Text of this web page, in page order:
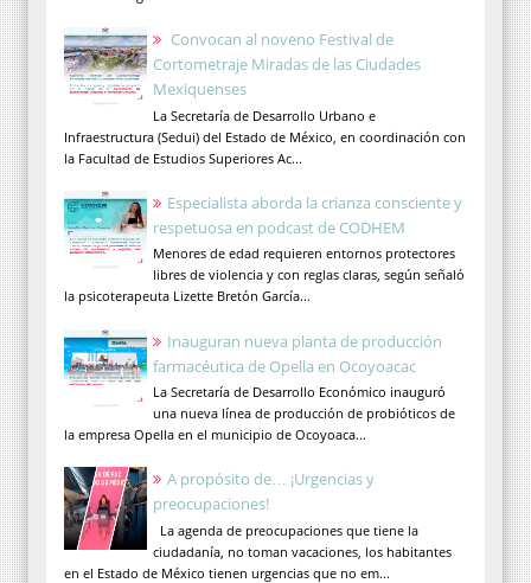
Convocan al noveno Festival de
Cortometraje Miradas de las Ciudades
Mexiquenses
La Secretaría de Desarrollo Urbano e
Infraestructura (Sedui) del Estado de México, en coordinación con
la Facultad de Estudios Superiores Ac...
Especialista aborda la crianza consciente y
respetuosa en podcast de CODHEM
Menores de edad requieren entornos protectores
libres de violencia y con reglas claras, según señaló
la psicoterapeuta Lizette Bretón García...
Inauguran nueva planta de producción
farmacéutica de Opella en Ocoyoacac
La Secretaría de Desarrollo Económico inauguró
una nueva línea de producción de probióticos de
la empresa Opella en el municipio de Ocoyoaca...
A propósito de… ¡Urgencias y
preocupaciones!
La agenda de preocupaciones que tiene la
ciudadanía, no toman vacaciones, los habitantes
en el Estado de México tienen urgencias que no em...